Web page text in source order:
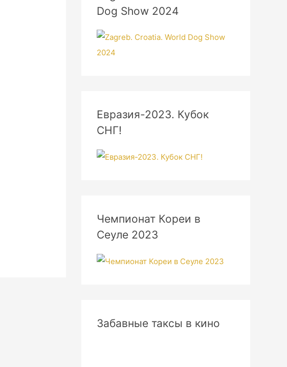
Dog Show 2024
Евразия-2023. Кубок
СНГ!
Чемпионат Кореи в
Сеуле 2023
Забавные таксы в кино